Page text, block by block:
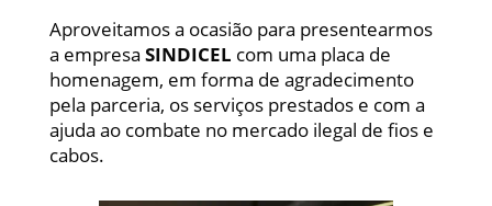
Aproveitamos a ocasião para presentearmos
a empresa SINDICEL com uma placa de
homenagem, em forma de agradecimento
pela parceria, os serviços prestados e com a
ajuda ao combate no mercado ilegal de fios e
cabos.